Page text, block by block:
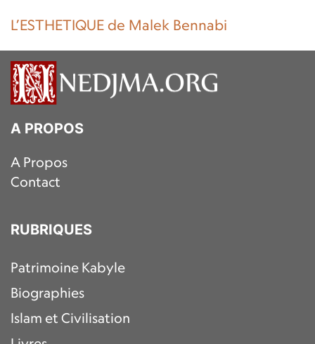
L’ESTHETIQUE de Malek Bennabi
A PROPOS
A Propos
Contact
RUBRIQUES
Patrimoine Kabyle
Biographies
Islam et Civilisation